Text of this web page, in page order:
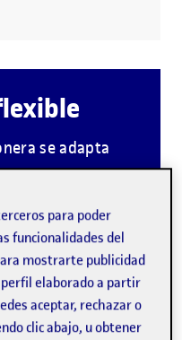
se adapta
en tus
para poder
funcionalidades del
mostrarte publicidad
perfil elaborado a partir
aceptar, rechazar o
clic abajo, u obtener